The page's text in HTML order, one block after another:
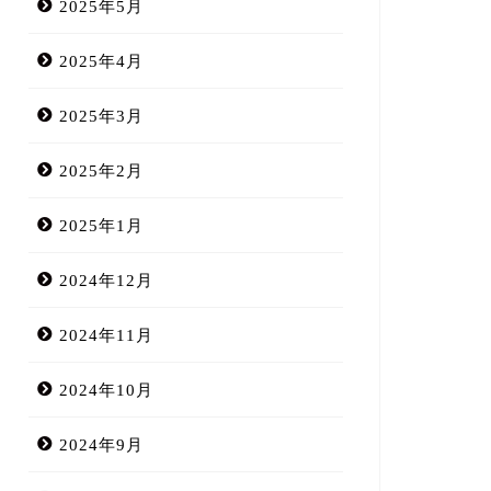
2025年5月
2025年4月
2025年3月
2025年2月
2025年1月
2024年12月
2024年11月
2024年10月
2024年9月